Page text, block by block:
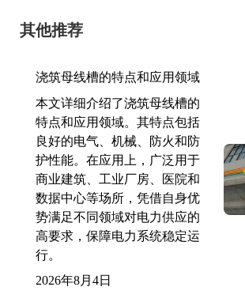
其他推荐
浇筑母线槽的特点和应用领域
本文详细介绍了浇筑母线槽的
特点和应用领域。其特点包括
良好的电气、机械、防火和防
护性能。在应用上，广泛用于
商业建筑、工业厂房、医院和
数据中心等场所，凭借自身优
势满足不同领域对电力供应的
高要求，保障电力系统稳定运
行。
2026年8月4日